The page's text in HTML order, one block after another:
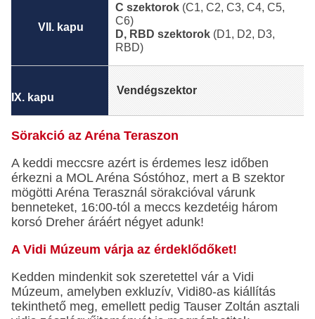
VII. kapu
C szektorok (C1, C2, C3, C4, C5,
C6)
D, RBD szektorok (D1, D2, D3,
RBD)
IX. kapu
Vendégszektor
Sörakció az Aréna Teraszon
A keddi meccsre azért is érdemes lesz időben
érkezni a MOL Aréna Sóstóhoz, mert a B szektor
mögötti Aréna Terasznál sörakcióval várunk
benneteket, 16:00-tól a meccs kezdetéig három
korsó Dreher áráért négyet adunk!
A Vidi Múzeum várja az érdeklődőket!
Kedden mindenkit sok szeretettel vár a Vidi
Múzeum, amelyben exkluzív, Vidi80-as kiállítás
tekinthető meg, emellett pedig Tauser Zoltán asztali